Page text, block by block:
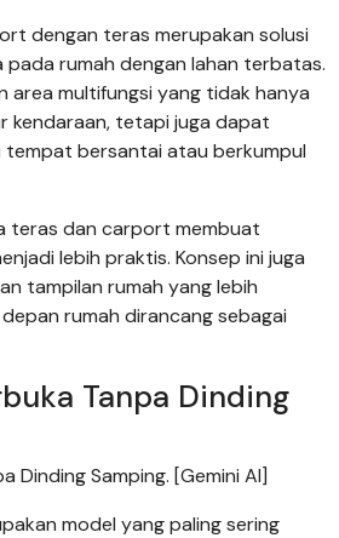
dengan teras merupakan solusi
rumah dengan lahan terbatas.
area multifungsi yang tidak hanya
kendaraan, tetapi juga dapat
tempat bersantai atau berkumpul
teras dan carport membuat
lebih praktis. Konsep ini juga
tampilan rumah yang lebih
rumah dirancang sebagai
Tanpa Dinding
Dinding Samping. [Gemini AI]
model yang paling sering